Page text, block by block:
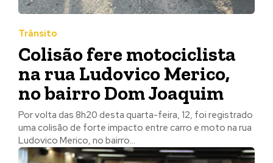
Trânsito
Colisão fere motociclista
na rua Ludovico Merico,
no bairro Dom Joaquim
Por volta das 8h20 desta quarta-feira, 12, foi registrado
uma colisão de forte impacto entre carro e moto na rua
Ludovico Merico, no bairro...